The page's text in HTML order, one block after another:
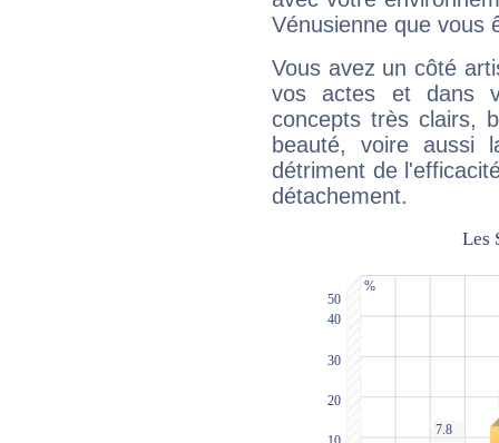
Vénusienne que vous
Vous avez un côté
vos actes et dans
concepts très clairs,
beauté, voire aussi
détriment de
détachement.